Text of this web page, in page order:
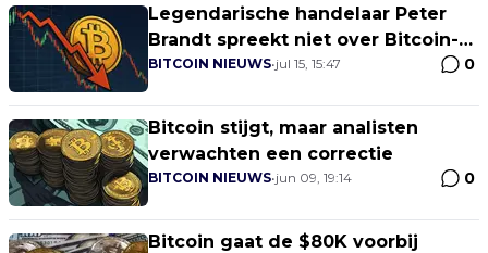
Legendarische handelaar Peter
Brandt spreekt niet over Bitcoin-
crash
BITCOIN NIEUWS•jul 15, 15:47 0
Bitcoin stijgt, maar analisten
verwachten een correctie
BITCOIN NIEUWS•jun 09, 19:14 0
Bitcoin gaat de $80K voorbij